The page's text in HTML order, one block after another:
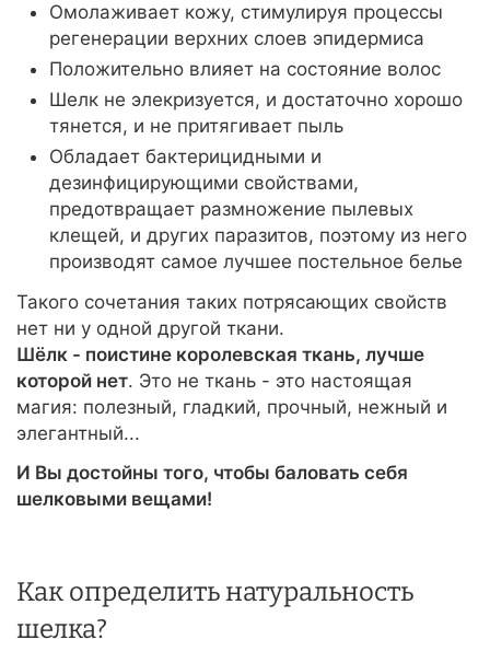
Омолаживает кожу, стимулируя процессы
регенерации верхних слоев эпидермиса
Положительно влияет на состояние волос
Шелк не элекризуется, и достаточно хорошо
тянется, и не притягивает пыль
Обладает бактерицидными и
дезинфицирующими свойствами,
предотвращает размножение пылевых
клещей, и других паразитов, поэтому из него
производят самое лучшее постельное белье
Такого сочетания таких потрясающих свойств
нет ни у одной другой ткани.
Шёлк - поистине королевская ткань, лучше
которой нет. Это не ткань - это настоящая
магия: полезный, гладкий, прочный, нежный и
элегантный...
И Вы достойны того, чтобы баловать себя
шелковыми вещами!
Как определить натуральность
шелка?